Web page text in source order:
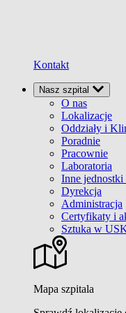
Kontakt
Nasz szpital
O nas
Lokalizacje
Oddziały i
Poradnie
Pracownie
Laboratoria
Inne jednostki
Dyrekcja
Administracja
Certyfikaty i
Sztuka w
Mapa szpitala